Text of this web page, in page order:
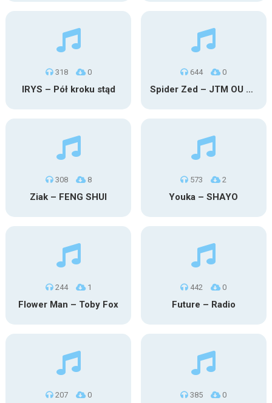
318 0
IRYS – Pół kroku stąd
644 0
Spider Zed – JTM OU TG
308 8
Ziak – FENG SHUI
573 2
Youka – SHAYO
244 1
Flower Man – Toby Fox
442 0
Future – Radio
207 0 385 0